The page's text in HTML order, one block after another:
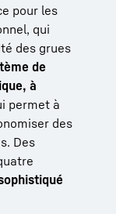
pour les
qui
des grues
de
à
permet à
des
Des